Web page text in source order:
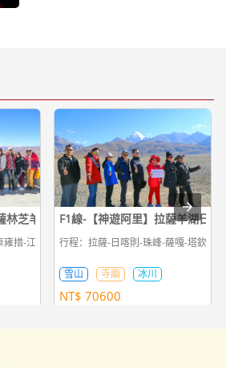
林芝羊湖日喀則珠峰11日遊
措-江孜-日喀則-定日-珠峰大本營-定日-日喀則-拉
F1線-【神遊阿里】拉薩羊湖日
行程：拉薩-日喀則-珠峰-薩嘎-塔欽轉
雪山 寺廟 冰川
NT$ 70600